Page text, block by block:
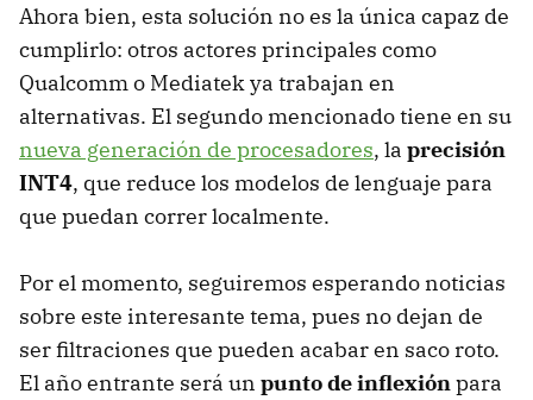
Ahora bien, esta solución no es la única capaz de
cumplirlo: otros actores principales como
Qualcomm o Mediatek ya trabajan en
alternativas. El segundo mencionado tiene en su
nueva generación de procesadores, la precisión
INT4, que reduce los modelos de lenguaje para
que puedan correr localmente.
Por el momento, seguiremos esperando noticias
sobre este interesante tema, pues no dejan de
ser filtraciones que pueden acabar en saco roto.
El año entrante será un punto de inflexiónpara